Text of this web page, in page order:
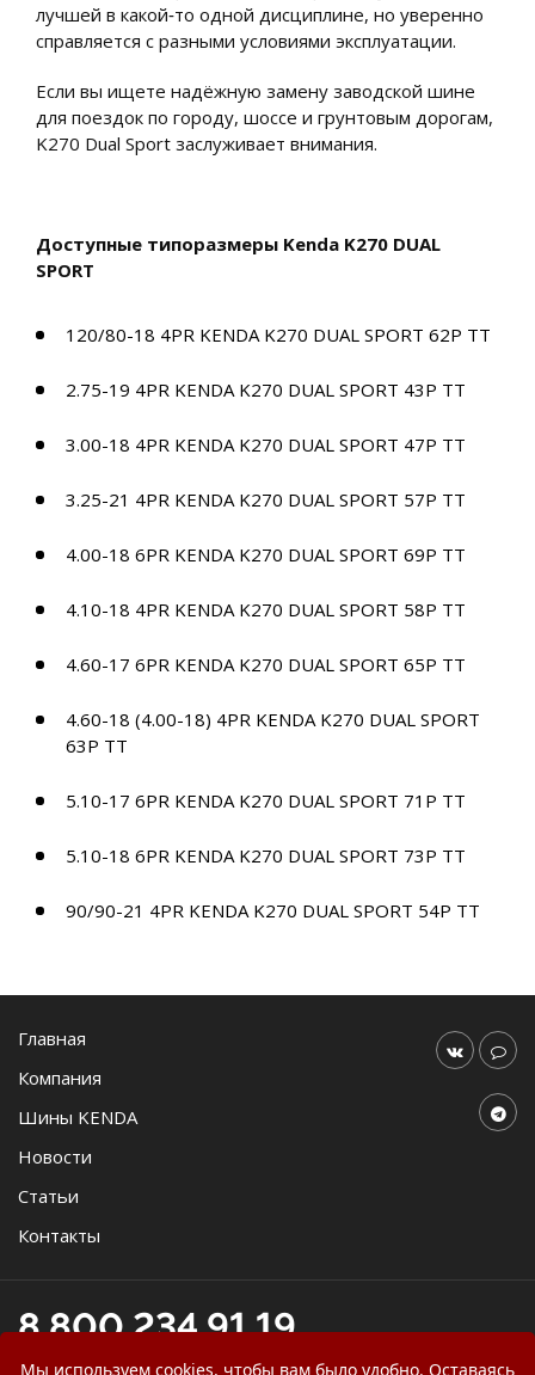
лучшей в какой‑то одной дисциплине, но уверенно
справляется с разными условиями эксплуатации.
Если вы ищете надёжную замену заводской шине
для поездок по городу, шоссе и грунтовым дорогам,
K270 Dual Sport заслуживает внимания.
Доступные типоразмеры Kenda K270 DUAL
SPORT
120/80-18 4PR KENDA K270 DUAL SPORT 62P TT
2.75-19 4PR KENDA K270 DUAL SPORT 43P TT
3.00-18 4PR KENDA K270 DUAL SPORT 47P TT
3.25-21 4PR KENDA K270 DUAL SPORT 57P TT
4.00-18 6PR KENDA K270 DUAL SPORT 69P TT
4.10-18 4PR KENDA K270 DUAL SPORT 58P TT
4.60-17 6PR KENDA K270 DUAL SPORT 65P TT
4.60-18 (4.00-18) 4PR KENDA K270 DUAL SPORT
63P TT
5.10-17 6PR KENDA K270 DUAL SPORT 71P TT
5.10-18 6PR KENDA K270 DUAL SPORT 73P TT
90/90-21 4PR KENDA K270 DUAL SPORT 54P TT
Главная
Компания
Шины KENDA
Новости
Статьи
Контакты
8 800 234 91 19
online@agromast.ru
Мы используем cookies, чтобы вам было удобно. Оставаясь